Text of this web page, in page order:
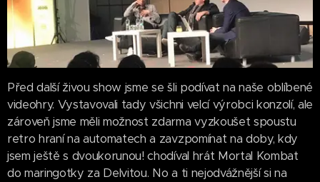
Před další živou show jsme se šli podívat na naše oblíbené
videohry. Vystavovali tady všichni velcí výrobci konzolí, ale
zároveň jsme měli možnost zdarma vyzkoušet spoustu
retro hraní na automatech a zavzpomínat na doby, kdy
jsem ještě s dvoukorunou! chodíval hrát Mortal Kombat
do maringotky za Delvitou. No a ti nejodvážnější si na